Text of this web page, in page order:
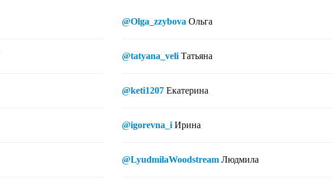
@Olga_zzybova Ольга
@tatyana_veli Татьяна
@keti1207 Екатерина
@igorevna_i Ирина
@LyudmilaWoodstream Людмила